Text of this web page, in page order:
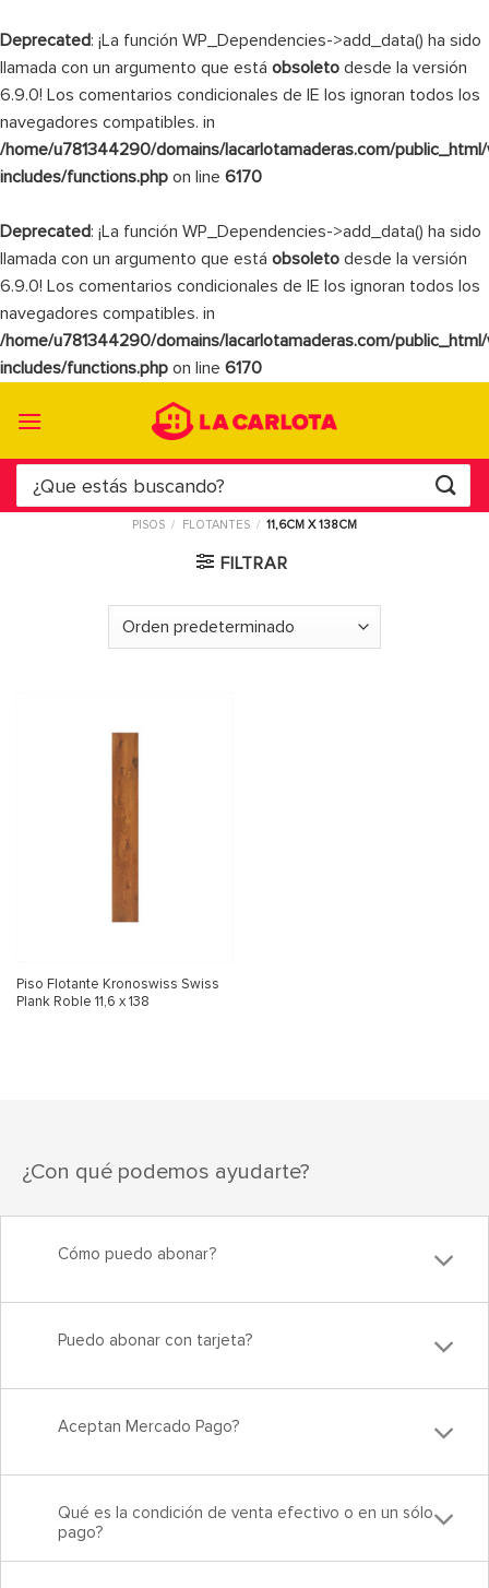
Deprecated: ¡La función WP_Dependencies->add_data() ha sido
llamada con un argumento que está obsoleto desde la versión
6.9.0! Los comentarios condicionales de IE los ignoran todos los
navegadores compatibles. in
/home/u781344290/domains/lacarlotamaderas.com/
includes/functions.php on line 6170
Deprecated: ¡La función WP_Dependencies->add_data() ha sido
llamada con un argumento que está obsoleto desde la versión
6.9.0! Los comentarios condicionales de IE los ignoran todos los
navegadores compatibles. in
/home/u781344290/domains/lacarlotamaderas.com/
includes/functions.php on line 6170
Buscar
por:
PISOS / FLOTANTES / 11,6CM X 138CM
FILTRAR
Piso Flotante Kronoswiss Swiss
Plank Roble 11,6 x 138
¿Con qué podemos ayudarte?
Cómo puedo abonar?
Puedo abonar con tarjeta?
Aceptan Mercado Pago?
Qué es la condición de venta efectivo o en un sólo
pago?